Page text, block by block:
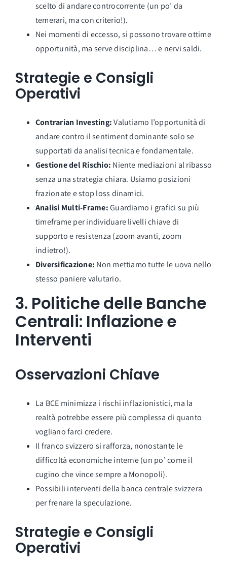
scelto di andare controcorrente (un po’ da
temerari, ma con criterio!).
Nei momenti di eccesso, si possono trovare ottime
opportunità, ma serve disciplina… e nervi saldi.
Strategie e Consigli
Operativi
Contrarian Investing:Valutiamo l’opportunità di
andare contro il sentiment dominante solo se
supportati da analisi tecnica e fondamentale.
Gestione del Rischio: Niente mediazioni al ribasso
senza una strategia chiara. Usiamo posizioni
frazionate e stop loss dinamici.
Analisi Multi-Frame:Guardiamo i grafici su più
timeframe per individuare livelli chiave di
supporto e resistenza (zoom avanti, zoom
indietro!).
Diversificazione: Non mettiamo tutte le uova nello
stesso paniere valutario.
3. Politiche delle Banche
Centrali: Inflazione e
Interventi
Osservazioni Chiave
La BCE minimizza i rischi inflazionistici, ma la
realtà potrebbe essere più complessa di quanto
vogliano farci credere.
Il franco svizzero si rafforza, nonostante le
difficoltà economiche interne (un po’ come il
cugino che vince sempre a Monopoli).
Possibili interventi della banca centrale svizzera
per frenare la speculazione.
Strategie e Consigli
Operativi